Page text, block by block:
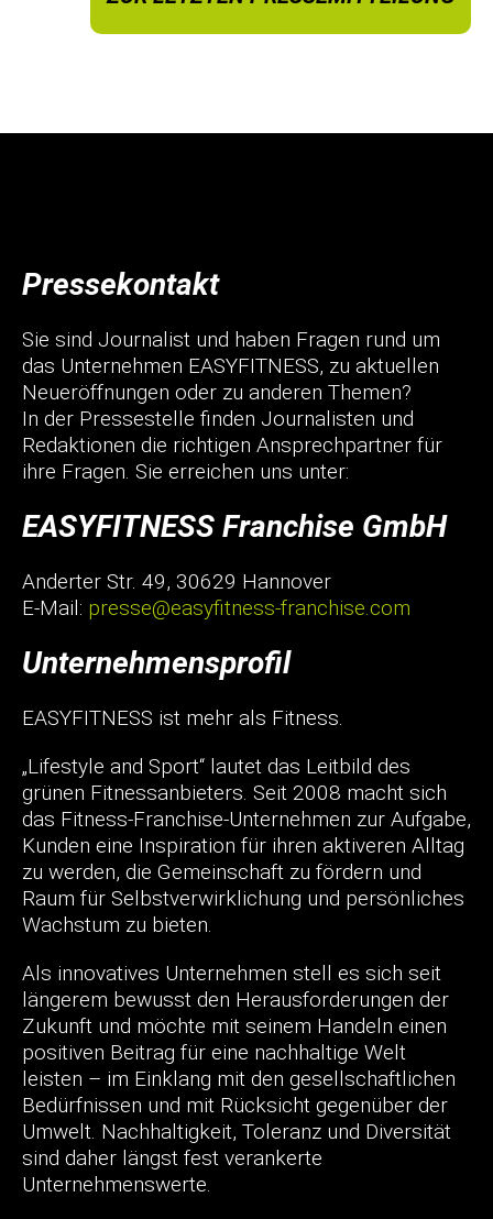
Pressekontakt
Sie sind Journalist und haben Fragen rund um
das Unternehmen EASYFITNESS, zu aktuellen
Neueröffnungen oder zu anderen Themen?
In der Pressestelle finden Journalisten und
Redaktionen die richtigen Ansprechpartner für
ihre Fragen. Sie erreichen uns unter:
EASYFITNESS Franchise GmbH
Anderter Str. 49, 30629 Hannover
E-Mail: presse@easyfitness-franchise.com
Unternehmensprofil
EASYFITNESS ist mehr als Fitness.
„Lifestyle and Sport“ lautet das Leitbild des
grünen Fitnessanbieters. Seit 2008 macht sich
das Fitness-Franchise-Unternehmen zur Aufgabe,
Kunden eine Inspiration für ihren aktiveren Alltag
zu werden, die Gemeinschaft zu fördern und
Raum für Selbstverwirklichung und persönliches
Wachstum zu bieten.
Als innovatives Unternehmen stell es sich seit
längerem bewusst den Herausforderungen der
Zukunft und möchte mit seinem Handeln einen
positiven Beitrag für eine nachhaltige Welt
leisten – im Einklang mit den gesellschaftlichen
Bedürfnissen und mit Rücksicht gegenüber der
Umwelt. Nachhaltigkeit, Toleranz und Diversität
sind daher längst fest verankerte
Unternehmenswerte.